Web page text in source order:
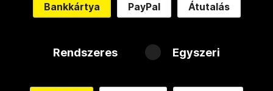
Bankkártya PayPal Átutalás
Rendszeres Egyszeri